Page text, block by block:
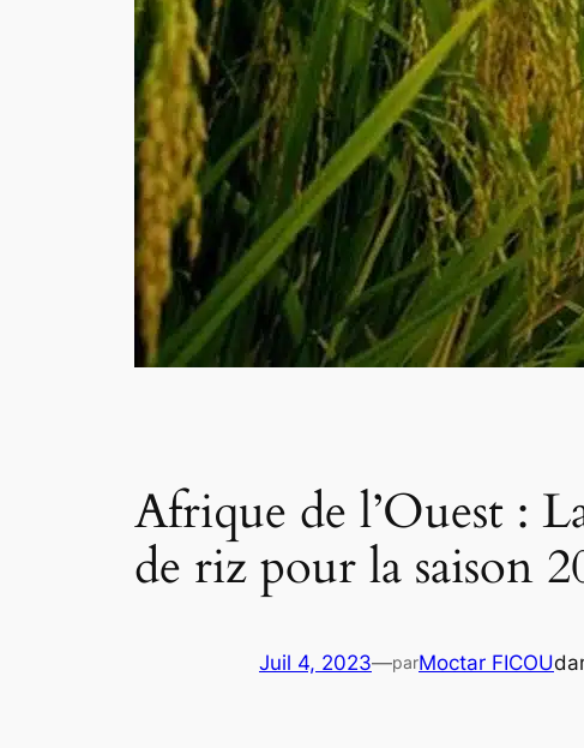
Afrique de l’Ouest :
de riz pour la saison
Juil 4, 2023—parMoctar FICOU